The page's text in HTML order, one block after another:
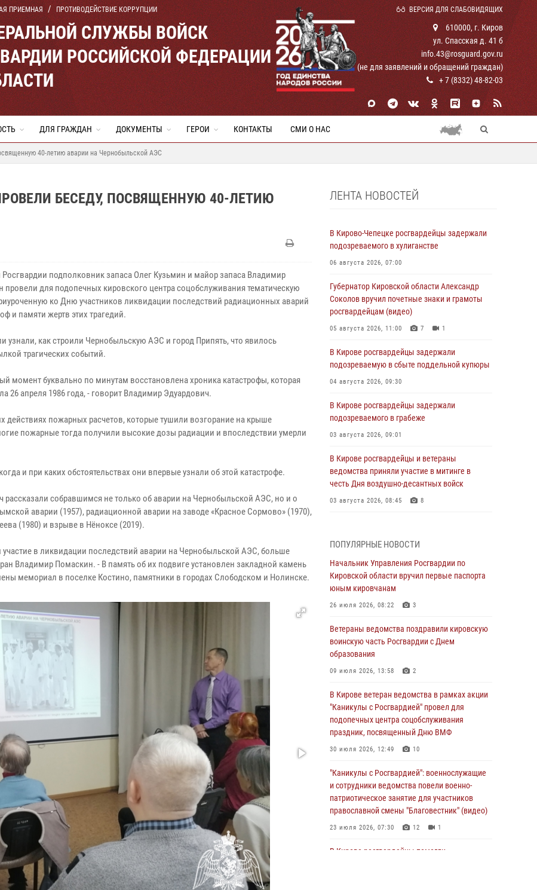
ПРИЕМНАЯ ПРОТИВОДЕЙСТВИЕ КОРРУПЦИИ ВЕРСИЯ ДЛЯ СЛАБОВИДЯЩИХ
СЛУЖБЫ ВОЙСК
РОССИЙСКОЙ ФЕДЕРАЦИИ
610000, г. Киров
ул. Спасская д. 41 б
info.43@rosguard.gov.ru
(не для заявлений и обращений граждан)
+ 7 (8332) 48-82-03
ДЛЯ ГРАЖДАН ДОКУМЕНТЫ ГЕРОИ КОНТАКТЫ СМИ О НАС
40-летию аварии на Чернобыльской АЭС
БЕСЕДУ, ПОСВЯЩЕННУЮ 40-ЛЕТИЮ
Росгвардии подполковник запаса Олег Кузьмин и майор запаса Владимир
провели для подопечных кировского центра соцобслуживания тематическую
ко Дню участников ликвидации последствий радиационных аварий
и памяти жертв этих трагедий.
узнали, как строили Чернобыльскую АЭС и город Припять, что явилось
трагических событий.
момент буквально по минутам восстановлена хроника катастрофы, которая
26 апреля 1986 года, - говорит Владимир Эдуардович.
действиях пожарных расчетов, которые тушили возгорание на крыше
пожарные тогда получили высокие дозы радиации и впоследствии умерли
и при каких обстоятельствах они впервые узнали об этой катастрофе.
собравшимся не только об аварии на Чернобыльской АЭС, но и о
аварии (1957), радиационной аварии на заводе «Красное Сормово» (1970),
(1980) и взрыве в Нёноксе (2019).
в ликвидации последствий аварии на Чернобыльской АЭС, больше
Владимир Помаскин. - В память об их подвиге установлен закладной камень
мемориал в поселке Костино, памятники в городах Слободском и Нолинске.
ЛЕНТА НОВОСТЕЙ
В Кирово-Чепецке росгвардейцы задержали
подозреваемого в хулиганстве
06 августа 2026, 07:00
Губернатор Кировской области Александр
Соколов вручил почетные знаки и грамоты
росгвардейцам (видео)
05 августа 2026, 11:00 7 1
В Кирове росгвардейцы задержали
подозреваемую в сбыте поддельной купюры
04 августа 2026, 09:30
В Кирове росгвардейцы задержали
подозреваемого в грабеже
03 августа 2026, 09:01
В Кирове росгвардейцы и ветераны
ведомства приняли участие в митинге в
честь Дня воздушно-десантных войск
03 августа 2026, 08:45 8
1 августа – День дежурной службы войск
национальной гвардии Российской
Федерации
В Росгвардии вспоминают российских
воинов, погибших в Первой мировой войне
1914-1918 годов
В Кирове офицер Росгвардии стал
победителем открытого шахматного турнира
01 августа 2026, 07:08 1
армии Виктор Золотов поздравил
специалистов подразделений тыла с
профессиональным праздником
01 августа 2026, 07:05
ПОПУЛЯРНЫЕ НОВОСТИ
Начальник Управления Росгвардии по
Кировской области вручил первые паспорта
юным кировчанам
26 июля 2026, 08:22 3
Ветераны ведомства поздравили кировскую
воинскую часть Росгвардии с Днем
образования
09 июля 2026, 13:58 2
В Кирове ветеран ведомства в рамках акции
"Каникулы с Росгвардией" провел для
подопечных центра соцобслуживания
праздник, посвященный Дню ВМФ
30 июля 2026, 12:49 10
"Каникулы с Росгвардией": военнослужащие
и сотрудники ведомства повели военно-
патриотическое занятие для участников
православной смены "Благовестник" (видео)
23 июля 2026, 07:30 12 1
В Кирове росгвардейцы помогли